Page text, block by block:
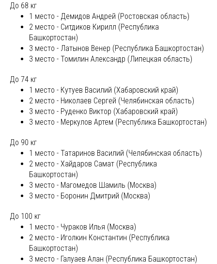
До 68 кг
1 место - Демидов Андрей (Ростовская область)
2 место - Ситдиков Кирилл (Республика
Башкортостан)
3 место - Латынов Венер (Республика Башкортостан)
3 место - Томилин Александр (Липецкая область)
До 74 кг
1 место - Кутуев Василий (Хабаровский край)
2 место - Николаев Сергей (Челябинская область)
3 место - Руденко Виктор (Хабаровский край)
3 место - Меркулов Артем (Республика Башкортостан)
До 90 кг
1 место - Татаринов Василий (Челябинская область)
2 место - Хайдаров Самат (Республика
Башкортостан)
3 место - Магомедов Шамиль (Москва)
3 место - Боронин Дмитрий (Москва)
До 100 кг
1 место - Чураков Илья (Москва)
2 место - Иголкин Константин (Республика
Башкортостан)
3 место - Галуаев Алан (Республика Башкортостан)